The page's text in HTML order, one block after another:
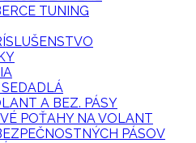
TUNING
A BEZ. PÁSY
POŤAHY NA VOLANT
PÁSOV